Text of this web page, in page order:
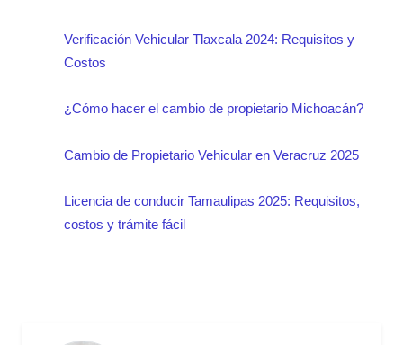
Verificación Vehicular Tlaxcala 2024: Requisitos y
Costos
¿Cómo hacer el cambio de propietario Michoacán?
Cambio de Propietario Vehicular en Veracruz 2025
Licencia de conducir Tamaulipas 2025: Requisitos,
costos y trámite fácil